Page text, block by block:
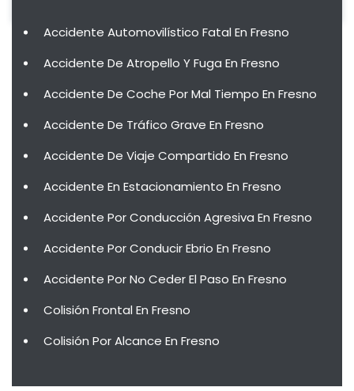
Accidente Automovilístico Fatal En Fresno
Accidente De Atropello Y Fuga En Fresno
Accidente De Coche Por Mal Tiempo En Fresno
Accidente De Tráfico Grave En Fresno
Accidente De Viaje Compartido En Fresno
Accidente En Estacionamiento En Fresno
Accidente Por Conducción Agresiva En Fresno
Accidente Por Conducir Ebrio En Fresno
Accidente Por No Ceder El Paso En Fresno
Colisión Frontal En Fresno
Colisión Por Alcance En Fresno